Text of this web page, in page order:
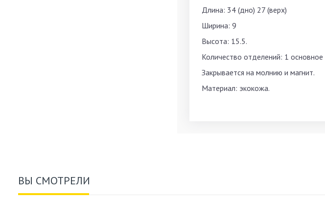
Длина: 34 (дно) 27 (верх)
Ширина: 9
Высота: 15.5.
Количество отделений: 1
Закрывается на молнию и магнит.
Материал: экокожа.
ВЫ СМОТРЕЛИ